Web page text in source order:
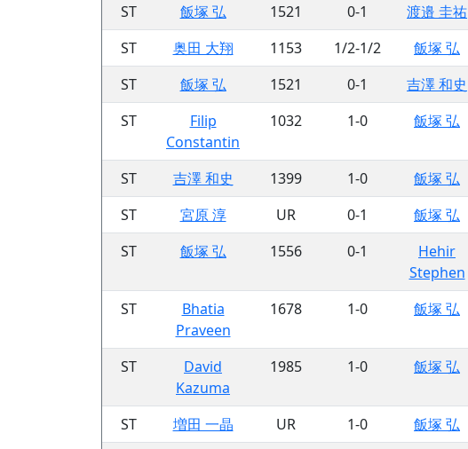
ST
飯塚 弘 1521 0-1 渡邉 圭祐
ST
奥田 大翔 1153 1/2-1/2 飯塚 弘
ST
飯塚 弘 1521 0-1 吉澤 和史
ST
Filip
Constantin
1032 1-0 飯塚 弘
ST 吉澤 和史 1399 1-0 飯塚 弘
ST
宮原 淳 UR 0-1 飯塚 弘
ST
飯塚 弘 1556 0-1
Hehir
Stephen
ST
Bhatia
Praveen
1678 1-0 飯塚 弘
ST
David
Kazuma
1985 1-0 飯塚 弘
ST 増田 一晶 UR 1-0 飯塚 弘